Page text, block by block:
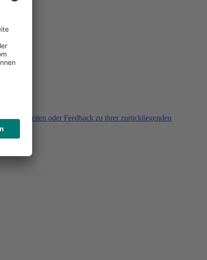
Unklarheiten oder Feedback zu ihrer zurückliegenden